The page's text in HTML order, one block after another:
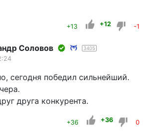
+13 +12 -1
Соловов 3405
сегодня победил сильнейший.
друга конкурента.
+36 +36 0